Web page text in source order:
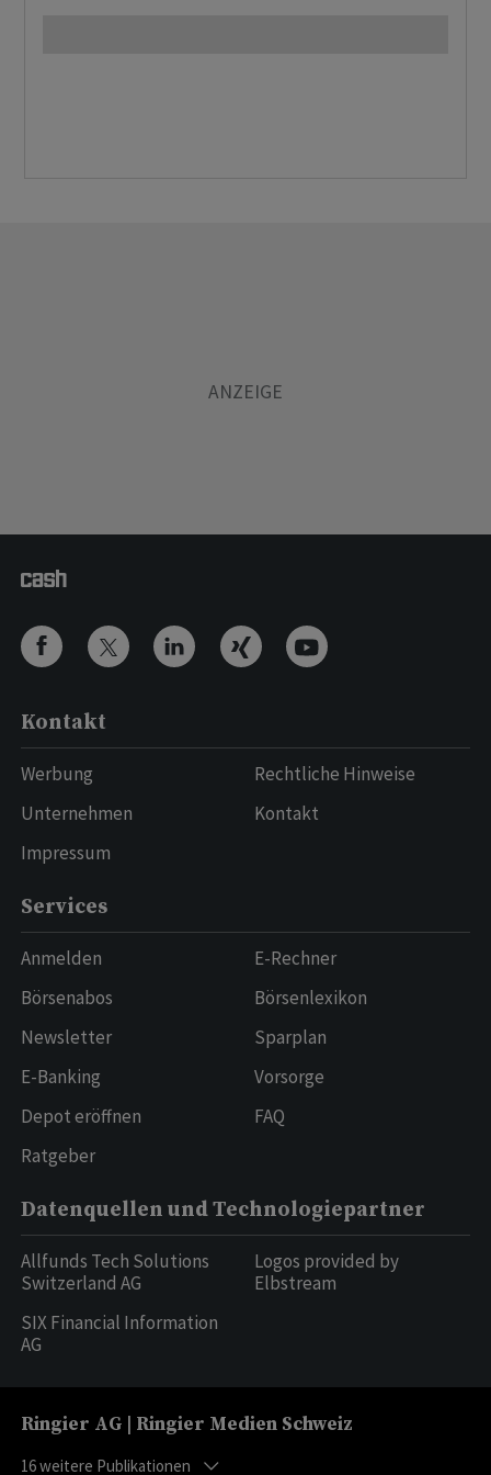
Kontakt
Werbung
Unternehmen
Impressum
Rechtliche Hinweise
Kontakt
Services
Anmelden
Börsenabos
Newsletter
E-Banking
Depot eröffnen
Ratgeber
E-Rechner
Börsenlexikon
Sparplan
Vorsorge
FAQ
Datenquellen und Technologiepartner
Allfunds Tech Solutions
Switzerland AG
SIX Financial Information
AG
Logos provided by
Elbstream
Ringier AG | Ringier Medien Schweiz
16weitere Publikationen